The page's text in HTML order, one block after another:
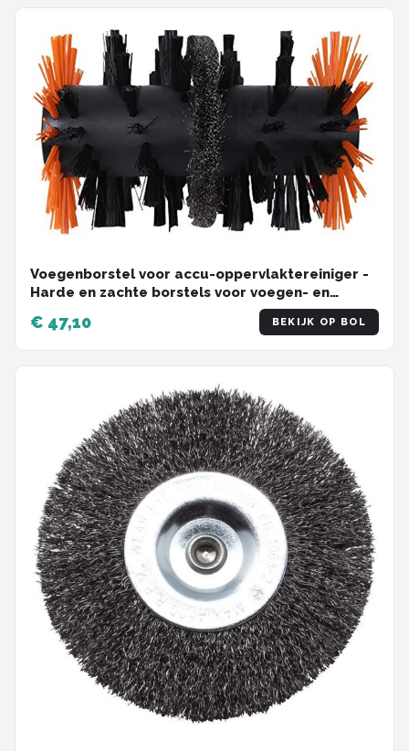
Voegenborstel voor accu-oppervlaktereiniger -
Harde en zachte borstels voor voegen- en
€ 47,10 BEKIJK OP BOL